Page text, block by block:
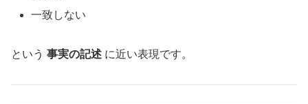
一致しない
という 事実の記述 に近い表現です。